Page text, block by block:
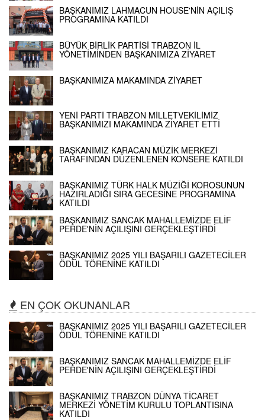
BAŞKANIMIZ LAHMACUN HOUSE'NİN AÇILIŞ
PROGRAMINA KATILDI
BÜYÜK BİRLİK PARTİSİ TRABZON İL
YÖNETİMİNDEN BAŞKANIMIZA ZİYARET
BAŞKANIMIZA MAKAMINDA ZİYARET
YENİ PARTİ TRABZON MİLLETVEKİLİMİZ
BAŞKANIMIZI MAKAMINDA ZİYARET ETTİ
BAŞKANIMIZ KARACAN MÜZİK MERKEZİ
TARAFINDAN DÜZENLENEN KONSERE KATILDI
BAŞKANIMIZ TÜRK HALK MÜZİĞİ KOROSUNUN
HAZIRLADIĞI SIRA GECESİNE PROGRAMINA
KATILDI
BAŞKANIMIZ SANCAK MAHALLEMİZDE ELİF
PERDE'NİN AÇILIŞINI GERÇEKLEŞTİRDİ
BAŞKANIMIZ 2025 YILI BAŞARILI GAZETECİLER
ÖDÜL TÖRENİNE KATILDI
EN ÇOK OKUNANLAR
BAŞKANIMIZ 2025 YILI BAŞARILI GAZETECİLER
ÖDÜL TÖRENİNE KATILDI
BAŞKANIMIZ SANCAK MAHALLEMİZDE ELİF
PERDE'NİN AÇILIŞINI GERÇEKLEŞTİRDİ
BAŞKANIMIZ TRABZON DÜNYA TİCARET
MERKEZİ YÖNETİM KURULU TOPLANTISINA
KATILDI